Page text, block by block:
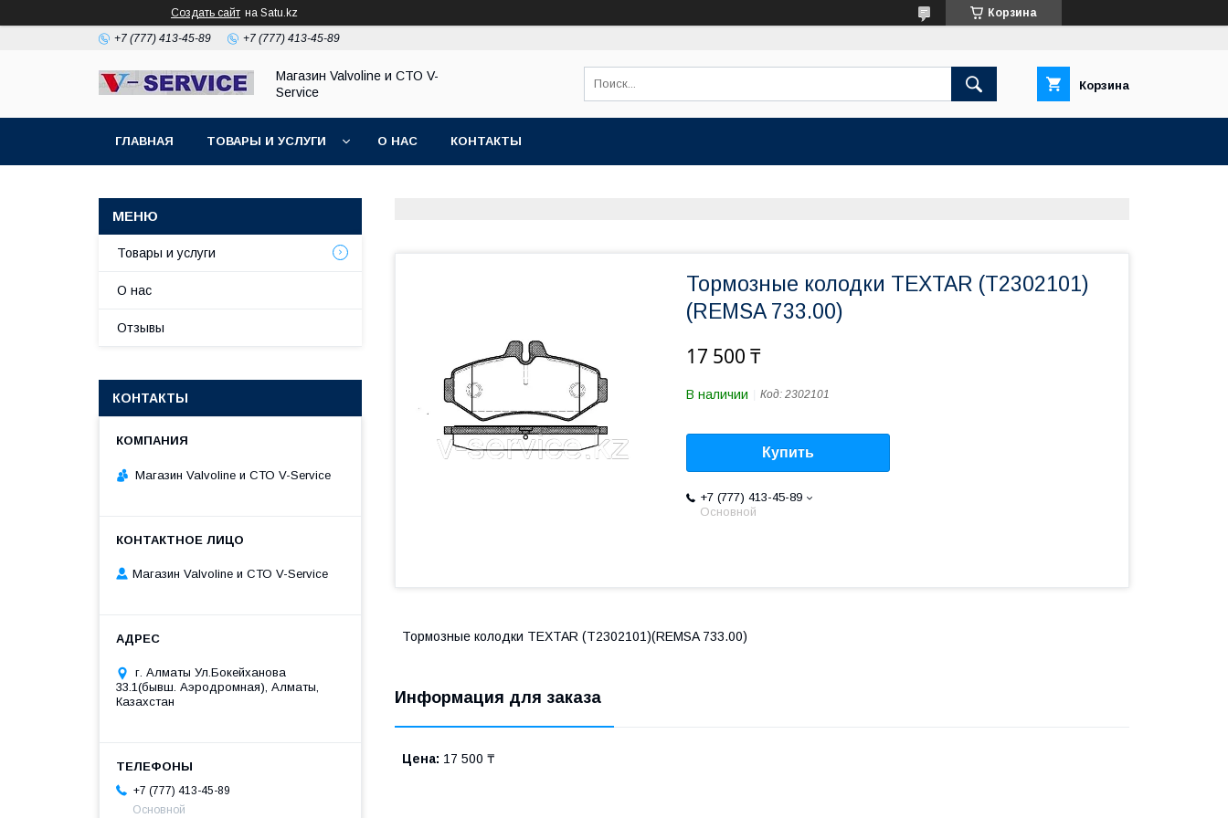
Создать сайт на Satu.kz Корзина
+7 (777) 413-45-89 +7 (777) 413-45-89
Магазин Valvoline и СТО V-
Service
Корзина
ГЛАВНАЯ ТОВАРЫ И УСЛУГИ О НАС КОНТАКТЫ
Тормозные колодки TEXTAR (T2302101)
(REMSA 733.00)
17 500 ₸
В наличии Код: 2302101
Купить
+7 (777) 413-45-89
Основной
Тормозные колодки TEXTAR (T2302101)(REMSA 733.00)
Информация для заказа
Цена: 17 500 ₸
Товары и услуги
О нас
Отзывы
КОНТАКТЫ
Магазин Valvoline и СТО V-Service
Магазин Valvoline и СТО V-Service
г. Алматы Ул.Бокейханова
33.1(бывш. Аэродромная), Алматы,
Казахстан
+7 (777) 413-45-89
Основной